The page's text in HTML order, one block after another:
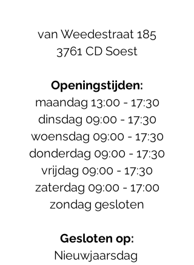
van Weedestraat 185
3761 CD Soest
Openingstijden:
maandag 13:00 - 17:30
dinsdag 09:00- 17:30
woensdag 09:00- 17:30
donderdag 09:00 - 17:30
vrijdag 09:00 - 17:30
zaterdag 09:00 - 17:00
zondag gesloten
Gesloten op:
Nieuwjaarsdag